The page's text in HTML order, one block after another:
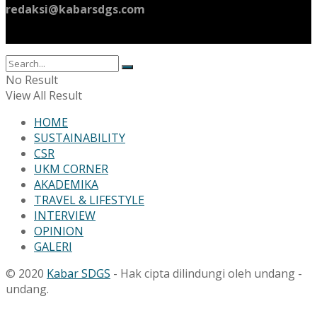
redaksi@kabarsdgs.com
No Result
View All Result
HOME
SUSTAINABILITY
CSR
UKM CORNER
AKADEMIKA
TRAVEL & LIFESTYLE
INTERVIEW
OPINION
GALERI
© 2020 Kabar SDGS - Hak cipta dilindungi oleh undang -
undang.